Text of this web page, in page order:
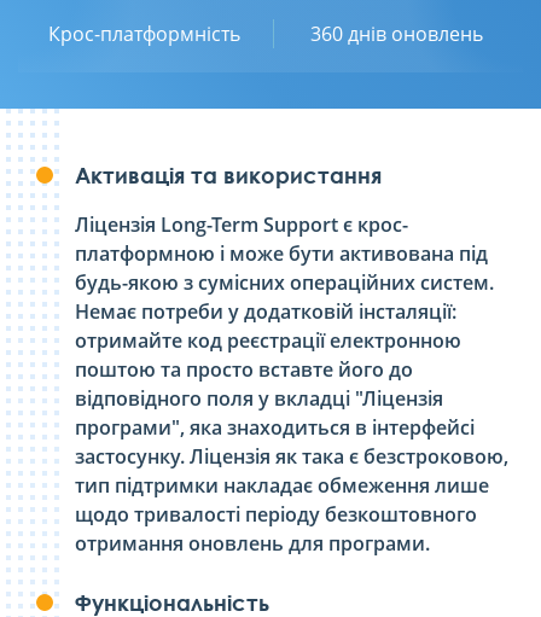
Крос-платформність
360 днів оновлень
Активація та використання
Ліцензія Long-Term Support є крос-
платформною і може бути активована під
будь-якою з сумісних операційних систем.
Немає потреби у додатковій інсталяції:
отримайте код реєстрації електронною
поштою та просто вставте його до
відповідного поля у вкладці "Ліцензія
програми", яка знаходиться в інтерфейсі
застосунку. Ліцензія як така є безстроковою,
тип підтримки накладає обмеження лише
щодо тривалості періоду безкоштовного
отримання оновлень для програми.
Функціональність